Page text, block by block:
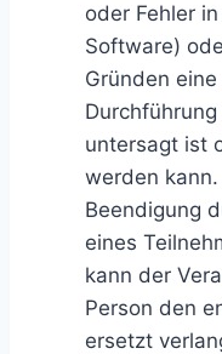
oder Fehler
Software)
Gründen
untersagt ist
werden
Beendigung
eines
kann der
Person den
ersetzt